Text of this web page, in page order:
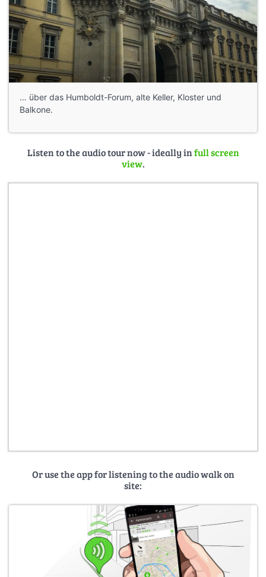
… über das Humboldt-Forum, alte Keller, Kloster und
Balkone.
Listen to the audio tour now - ideally infull screen
view.
Or use the app for listening to the audio walk on
site: